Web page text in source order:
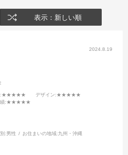
表示：新しい順
2024.8.19
:★★★★★ デザイン:★★★★★
:★★★★★
:男性 お住まいの地域:九州・沖縄